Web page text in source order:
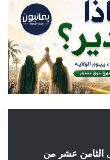
الثامن عشر من